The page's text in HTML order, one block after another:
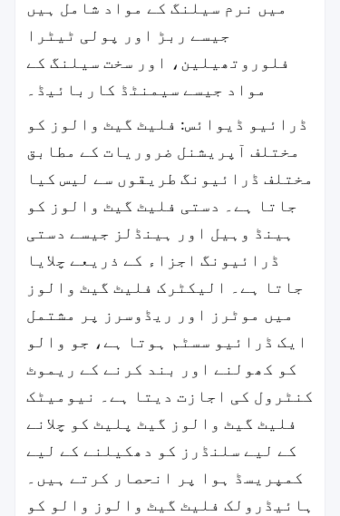
میں نرم سیلنگ کے مواد شامل ہیں
جیسے ربڑ اور پولی ٹیٹرا
فلوروتھیلین، اور سخت سیلنگ کے
مواد جیسے سیمنٹڈ کاربائیڈ۔
ڈرائیو ڈیوائس: فلیٹ گیٹ والوز کو
مختلف آپریشنل ضروریات کے مطابق
مختلف ڈرائیونگ طریقوں سے لیس کیا
جاتا ہے۔ دستی فلیٹ گیٹ والوز کو
ہینڈ وہیل اور ہینڈلز جیسے دستی
ڈرائیونگ اجزاء کے ذریعے چلایا
جاتا ہے۔ الیکٹرک فلیٹ گیٹ والوز
میں موٹرز اور ریڈوسرز پر مشتمل
ایک ڈرائیو سسٹم ہوتا ہے، جو والو
کو کھولنے اور بند کرنے کے ریموٹ
کنٹرول کی اجازت دیتا ہے۔ نیومیٹک
فلیٹ گیٹ والوز گیٹ پلیٹ کو چلانے
کے لیے سلنڈرز کو دھکیلنے کے لیے
کمپریسڈ ہوا پر انحصار کرتے ہیں۔
ہائیڈرولک فلیٹ گیٹ والوز والو کو